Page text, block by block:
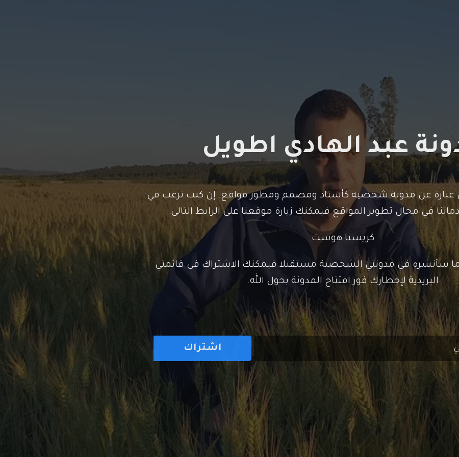
عبد الهادي اطويل
عبارة عن مدونة شخصية كأستاذ ومصمم ومطور مواقع. إن كنت ترغب في
في مجال تطوير المواقع فيمكنك زيارة موقعنا على الرابط التالي:
كريستا هوست
سأنشره في مدونتي الشخصية مستقبلا فيمكنك الاشتراك في قائمتي
البريدية لإخطارك فور افتتاح المدونة بحول الله.